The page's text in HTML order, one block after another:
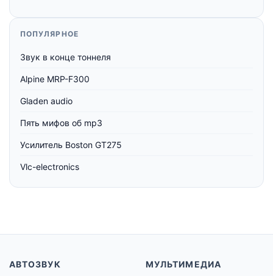
ПОПУЛЯРНОЕ
Звук в конце тоннеля
Alpine MRP-F300
Gladen audio
Пять мифов об mp3
Усилитель Boston GT275
Vlc-electronics
АВТОЗВУК
МУЛЬТИМЕДИА